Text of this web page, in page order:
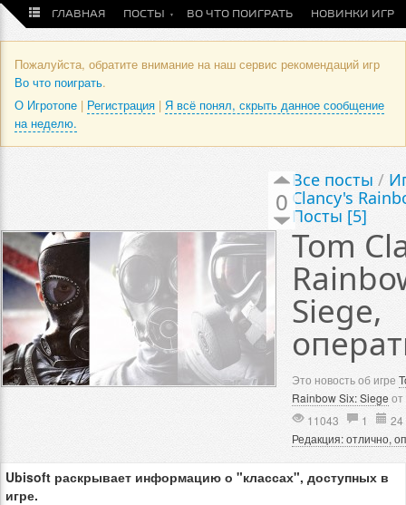
ГЛАВНАЯ ПОСТЫ ВО ЧТО ПОИГРАТЬ НОВИНКИ ИГР
Пожалуйста, обратите внимание на наш сервис рекомендаций игр
Во что поиграть.
О Игротопе | Регистрация | Я всё понял, скрыть данное сообщение
на неделю.
0
Все посты /
Clancy's
Посты [5]
Tom
Siege,
Это новость об игре
Rainbow Six: Siege от
11043
1
24
Редакция: отлично,
Ubisoft раскрывает информацию о "классах", доступных в
игре.